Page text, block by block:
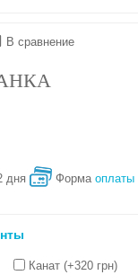
В сравнение
дня Форма оплаты
Канат (+320 грн)